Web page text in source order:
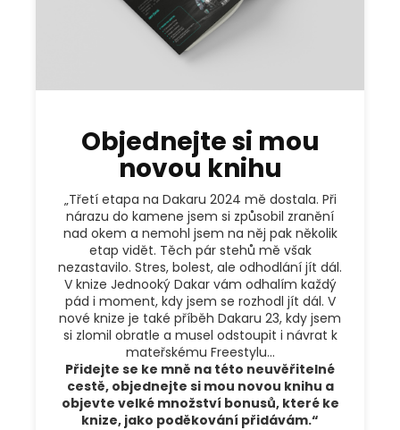
Objednejte si mou
novou knihu
„Třetí etapa na Dakaru 2024 mě dostala. Při
nárazu do kamene jsem si způsobil zranění
nad okem a nemohl jsem na něj pak několik
etap vidět. Těch pár stehů mě však
nezastavilo. Stres, bolest, ale odhodlání jít dál.
V knize Jednooký Dakar vám odhalím každý
pád i moment, kdy jsem se rozhodl jít dál. V
nové knize je také příběh Dakaru 23, kdy jsem
si zlomil obratle a musel odstoupit i návrat k
mateřskému Freestylu…
Přidejte se ke mně na této neuvěřitelné
cestě, objednejte si mou novou knihu a
objevte velké množství bonusů, které ke
knize, jako poděkování přidávám.“